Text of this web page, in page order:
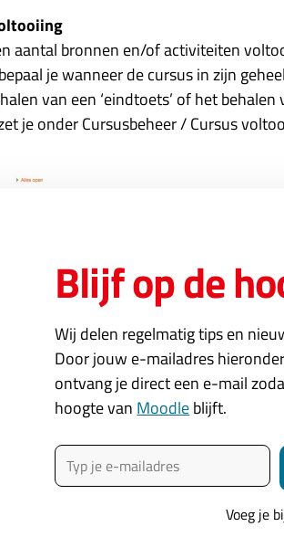
aantal bronnen en/of activiteiten
je wanneer de cursus in zijn
van een ‘eindtoets’ of het behalen
je onder Cursusbeheer / Cursus
je een sitebadge aanmaken die
meer in een volgend artikel.
instellen
Blijf op de
Wij delen regelmatig tips en
Door jouw e-mailadres
ontvang je direct een e-mail
hoogte van Moodleblijft.
Typ je e-mailadres
Voeg je